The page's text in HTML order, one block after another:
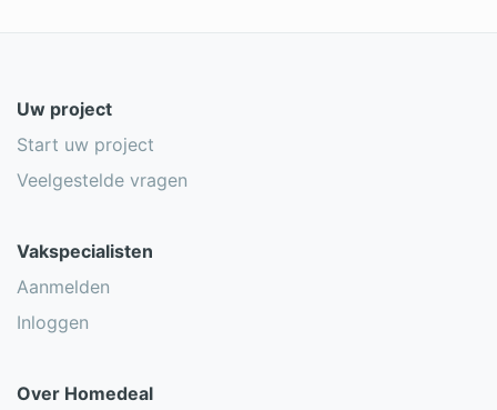
Uw project
Start uw project
Veelgestelde vragen
Vakspecialisten
Aanmelden
Inloggen
Over Homedeal